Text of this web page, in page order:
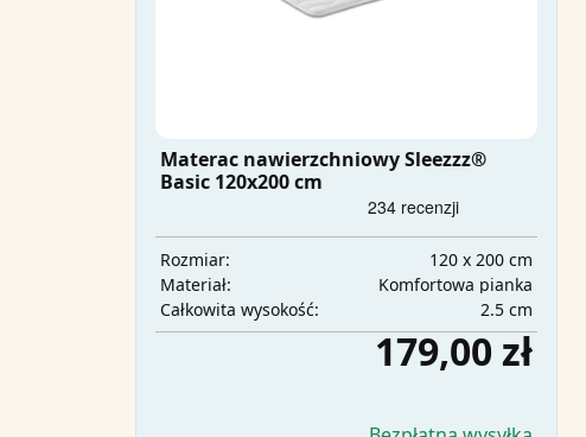
Materac nawierzchniowy Sleezzz®
Basic 120x200 cm
Rozmiar:
120 x 200 cm
Materiał:
Komfortowa pianka
Całkowita wysokość:
2.5 cm
179,00 zł